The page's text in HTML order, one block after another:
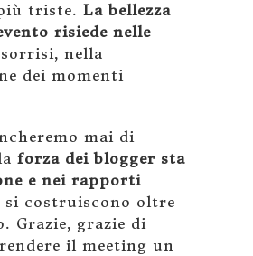
triste. La bellezza
risiede nelle
nella
dei momenti
mai di
forza dei blogger sta
e nei rapporti
si costruiscono oltre
Grazie, grazie di
il meeting un